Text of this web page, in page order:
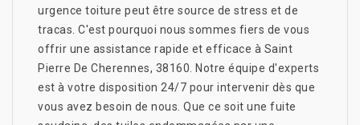
urgence toiture peut être source de stress et de
tracas. C'est pourquoi nous sommes fiers de vous
offrir une assistance rapide et efficace à Saint
Pierre De Cherennes, 38160. Notre équipe d'experts
est à votre disposition 24/7 pour intervenir dès que
vous avez besoin de nous. Que ce soit une fuite